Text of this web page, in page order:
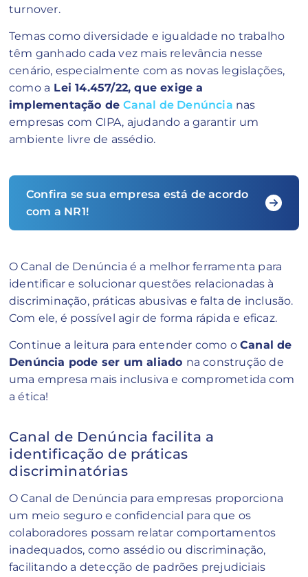
turnover.
Temas como diversidade e igualdade no trabalho
têm ganhado cada vez mais relevância nesse
cenário, especialmente com as novas legislações,
como a Lei 14.457/22, que exige a
implementação deCanal de Denúncia nas
empresas com CIPA, ajudando a garantir um
ambiente livre de assédio.
Confira se sua empresa está de acordo
com a NR1!
O Canal de Denúncia é a melhor ferramenta para
identificar e solucionar questões relacionadas à
discriminação, práticas abusivas e falta de inclusão.
Com ele, é possível agir de forma rápida e eficaz.
Continue a leitura para entender como o Canal de
Denúncia pode ser um aliado na construção de
uma empresa mais inclusiva e comprometida com
a ética!
Canal de Denúncia facilita a
identificação de práticas
discriminatórias
O Canal de Denúncia para empresas proporciona
um meio seguro e confidencial para que os
colaboradores possam relatar comportamentos
inadequados, como assédio ou discriminação,
facilitando a detecção de padrões prejudiciais